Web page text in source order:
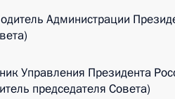
Администрации
Управления Президента
председателя Совета)